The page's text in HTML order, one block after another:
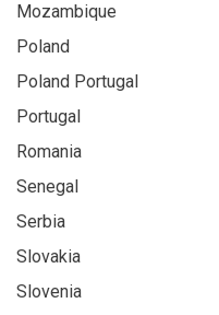
Mozambique
Poland
Poland Portugal
Portugal
Romania
Senegal
Serbia
Slovakia
Slovenia